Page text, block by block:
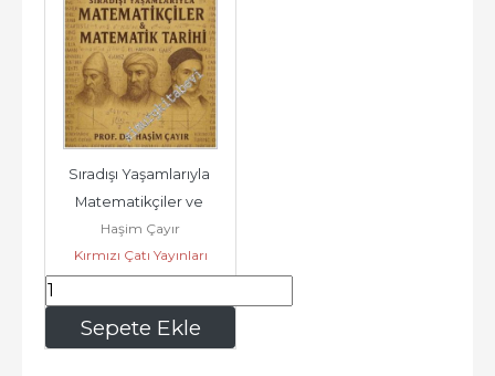
Sepete Ekle
Sıradışı Yaşamlarıyla
Matematikçiler ve
Matematik Tarihi -
Haşim Çayır
Kırmızı Çatı Yayınları
628,00